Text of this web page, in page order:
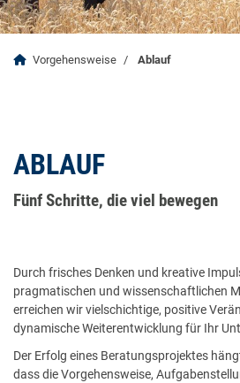
Vorgehensweise Ablauf
ABLAUF
Fünf Schritte, die viel bewegen
Durch frisches Denken und kreative
pragmatischen und wissenschaftlichen
erreichen wir vielschichtige, positive
dynamische Weiterentwicklung für Ihr
Der Erfolg eines Beratungsprojektes
dass die Vorgehensweise,